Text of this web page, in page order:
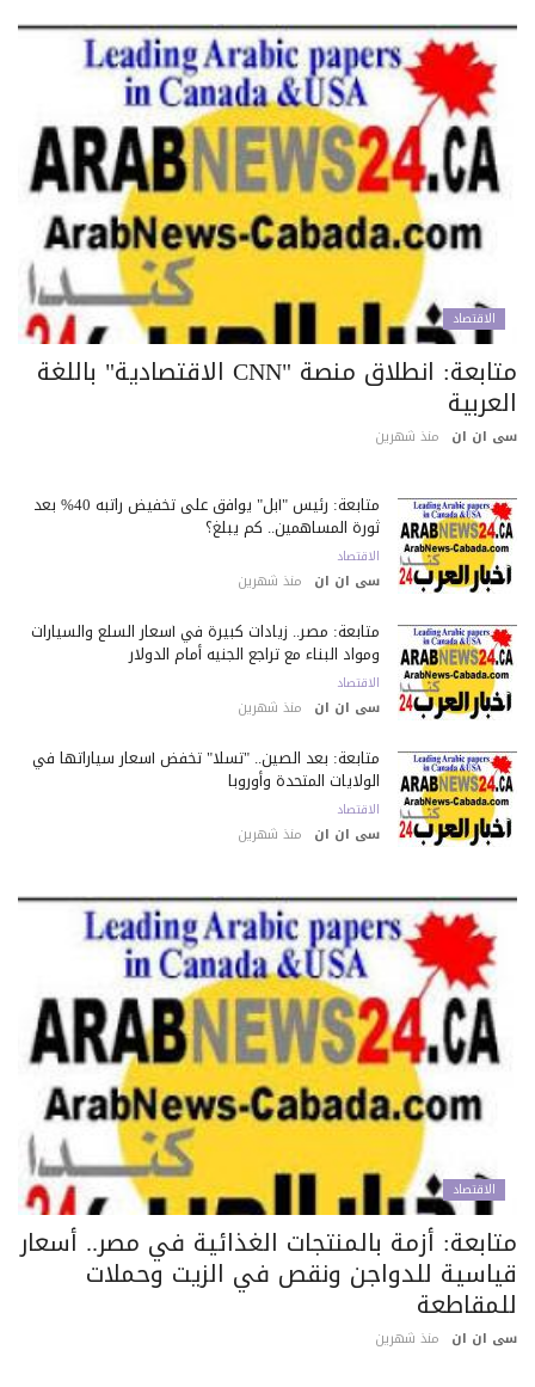
الاقتصاد
متابعة: انطلاق منصة "CNN الاقتصادية" باللغة
ان ان منذ شهرين
متابعة: رئيس "آبل" يوافق على تخفيض راتبه 40% بعد
ثورة المساهمين.. كم يبلغ؟
الاقتصاد
سى ان ان منذ شهرين
متابعة: مصر.. زيادات كبيرة في أسعار السلع والسيارات
ومواد البناء مع تراجع الجنيه أمام الدولار
الاقتصاد
سى ان ان منذ شهرين
متابعة: بعد الصين.. "تسلا" تخفض أسعار سياراتها في
الولايات المتحدة وأوروبا
الاقتصاد
سى ان ان منذ شهرين
الاقتصاد
أزمة بالمنتجات الغذائية في مصر.. أسعار
للدواجن ونقص في الزيت وحملات
ان ان منذ شهرين